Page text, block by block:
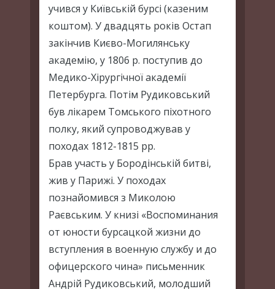
учився у Київській бурсі (казеним
коштом). У двадцять років Остап
закінчив Києво-Могилянську
академію, у 1806 р. поступив до
Медико-Хірургічної академії
Петербурга. Потім Рудиковський
був лікарем Томського піхотного
полку, який супроводжував у
походах 1812-1815 рр.
Брав участь у Бородінській битві,
жив у Парижі. У походах
познайомився з Миколою
Раєвським. У книзі «Воспоминания
от юности бурсацкой жизни до
вступления в военную службу и до
офицерского чина» письменник
Андрій Рудиковський, молодший